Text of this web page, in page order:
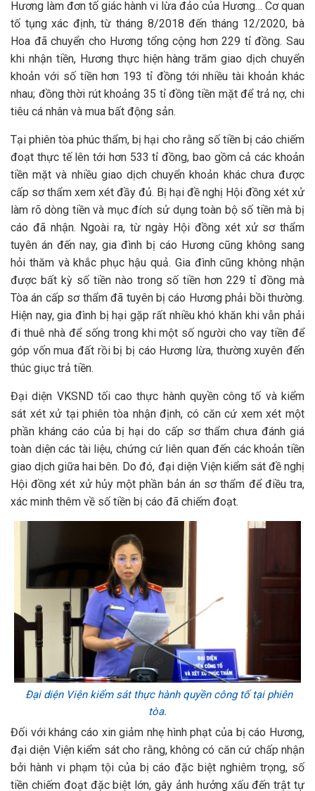
Hương làm đơn tố giác hành vi lừa đảo của Hương… Cơ quan
tố tụng xác định, từ tháng 8/2018 đến tháng 12/2020, bà
Hoa đã chuyển cho Hương tổng cộng hơn 229 tỉ đồng. Sau
khi nhận tiền, Hương thực hiện hàng trăm giao dịch chuyển
khoản với số tiền hơn 193 tỉ đồng tới nhiều tài khoản khác
nhau; đồng thời rút khoảng 35 tỉ đồng tiền mặt để trả nợ, chi
tiêu cá nhân và mua bất động sản.
Tại phiên tòa phúc thẩm, bị hại cho rằng số tiền bị cáo chiếm
đoạt thực tế lên tới hơn 533 tỉ đồng, bao gồm cả các khoản
tiền mặt và nhiều giao dịch chuyển khoản khác chưa được
cấp sơ thẩm xem xét đầy đủ. Bị hại đề nghị Hội đồng xét xử
làm rõ dòng tiền và mục đích sử dụng toàn bộ số tiền mà bị
cáo đã nhận. Ngoài ra, từ ngày Hội đồng xét xử sơ thẩm
tuyên án đến nay, gia đình bị cáo Hương cũng không sang
hỏi thăm và khắc phục hậu quả. Gia đình cũng không nhận
được bất kỳ số tiền nào trong số tiền hơn 229 tỉ đồng mà
Tòa án cấp sơ thẩm đã tuyên bị cáo Hương phải bồi thường.
Hiện nay, gia đình bị hại gặp rất nhiều khó khăn khi vẫn phải
đi thuê nhà để sống trong khi một số người cho vay tiền để
góp vốn mua đất rồi bị bị cáo Hương lừa, thường xuyên đến
thúc giục trả tiền.
Đại diện VKSND tối cao thực hành quyền công tố và kiểm
sát xét xử tại phiên tòa nhận định, có căn cứ xem xét một
phần kháng cáo của bị hại do cấp sơ thẩm chưa đánh giá
toàn diện các tài liệu, chứng cứ liên quan đến các khoản tiền
giao dịch giữa hai bên. Do đó, đại diện Viện kiểm sát đề nghị
Hội đồng xét xử hủy một phần bản án sơ thẩm để điều tra,
xác minh thêm về số tiền bị cáo đã chiếm đoạt.
Đại diện Viện kiểm sát thực hành quyền công tố tại phiên
tòa.
Đối với kháng cáo xin giảm nhẹ hình phạt của bị cáo Hương,
đại diện Viện kiểm sát cho rằng, không có căn cứ chấp nhận
bởi hành vi phạm tội của bị cáo đặc biệt nghiêm trọng, số
tiền chiếm đoạt đặc biệt lớn, gây ảnh hưởng xấu đến trật tự